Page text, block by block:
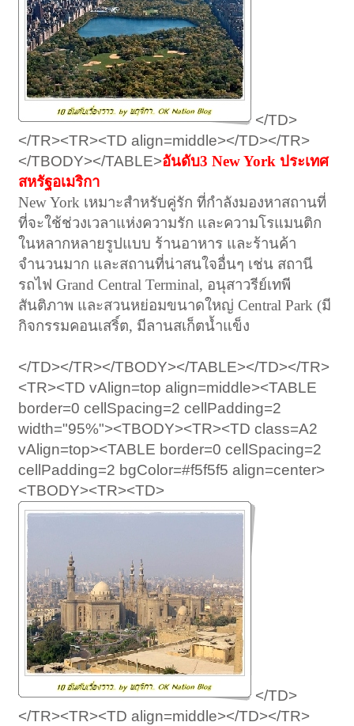
</TD>
</TR><TR><TD align=middle></TD></TR>
</TBODY></TABLE>อันดับ3 New York ประเทศ
สหรัฐอเมริกา
New York เหมาะสำหรับคู่รัก ที่กำลังมองหาสถานที่
ที่จะใช้ช่วงเวลาแห่งความรัก และความโรแมนติก
ในหลากหลายรูปแบบ ร้านอาหาร และร้านค้า
จำนวนมาก และสถานที่น่าสนใจอื่นๆ เช่น สถานี
รถไฟ Grand Central Terminal, อนุสาวรีย์เทพี
สันติภาพ และสวนหย่อมขนาดใหญ่ Central Park (มี
กิจกรรมคอนเสริ์ต, มีลานสเก็ตน้ำแข็ง
</TD></TR></TBODY></TABLE></TD></TR>
<TR><TD vAlign=top align=middle><TABLE
border=0 cellSpacing=2 cellPadding=2
width="95%"><TBODY><TR><TD class=A2
vAlign=top><TABLE border=0 cellSpacing=2
cellPadding=2 bgColor=#f5f5f5 align=center>
<TBODY><TR><TD>
</TD>
</TR><TR><TD align=middle></TD></TR>